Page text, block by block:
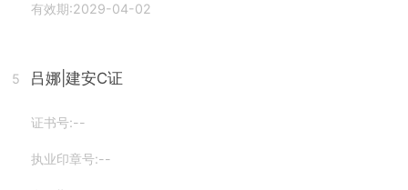
有效期:2029-04-02
5 吕娜 |建安C证
证书号:--
执业印章号:--